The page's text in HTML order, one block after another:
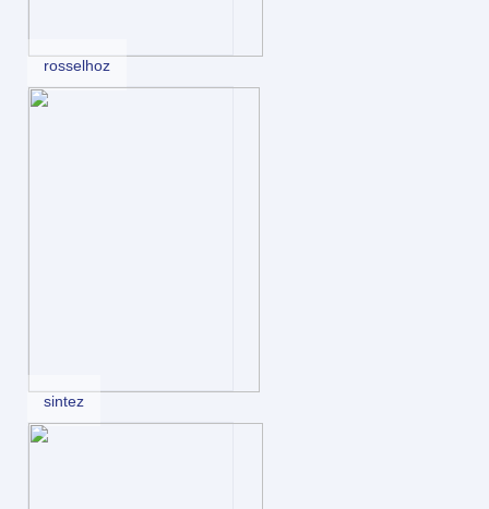
rosselhoz
sintez